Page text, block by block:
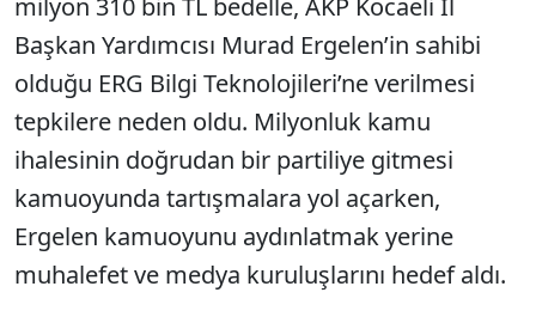
milyon 310 bin TL bedelle, AKP Kocaeli İl
Başkan Yardımcısı Murad Ergelen’in sahibi
olduğu ERG Bilgi Teknolojileri’ne verilmesi
tepkilere neden oldu. Milyonluk kamu
ihalesinin doğrudan bir partiliye gitmesi
kamuoyunda tartışmalara yol açarken,
Ergelen kamuoyunu aydınlatmak yerine
muhalefet ve medya kuruluşlarını hedef aldı.